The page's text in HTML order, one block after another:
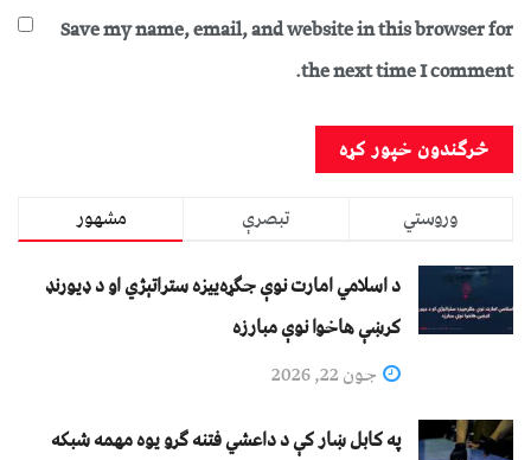
Save my name, email, and website in this browser for
the next time I comment.
مشهور تبصرې
وروستي
د اسلامي امارت نوې جګړه‌ییزه ستراتېژي او د ډیورنډ
کرښې هاخوا نوې مبارزه
جون 22, 2026
په کابل ښار کې د داعشي فتنه ګرو يوه مهمه شبکه